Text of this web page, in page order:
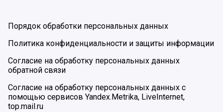
Порядок обработки персональных данных
Политика конфиденциальности и защиты информации
Согласие на обработку персональных данных
обратной связи
Согласие на обработку персональных данных с
помощью сервисов Yandex.Metrika, LiveInternet,
top.mail.ru